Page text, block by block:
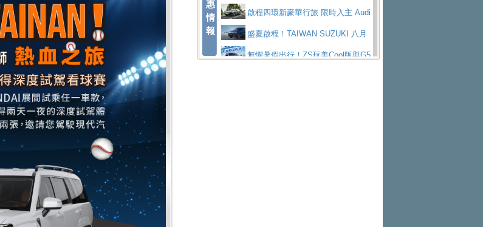
排六座純電旗艦休旅 TZ
有錢也買不到的Golf R！福斯打造
全新Golf R 24h賽車將挑戰紐柏林24小時耐
久賽
SKODA公布全新小型純電跨界休旅
Epiq內裝設計，預計5月19日全球首發
福斯全新 ID. Polo 起跳價約台幣94
陪爸爸輕鬆
上半年成長113％
NISSAN X-TRAIL 上市首月銷量
躋身同級前3名Subaru推動燃油、油電與純電車混
線生產 以彈性製造應對市場變化
XFORCE攜手臺南祀典大天后宮 試
惠
情
報
同步實施
遇 啟程四環新豪華行旅 限時入主 Audi
A6 旗艦陣容 低月付5,888元起及3 年乙式險
購置金
盛夏啟程！TAIWAN SUZUKI 八月
禮遇全面升級無懼暑假出行！ZS玩美Cool版與G5